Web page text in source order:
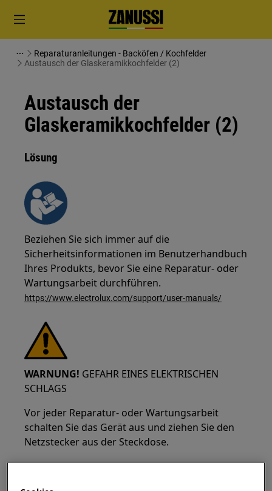
Reparaturanleitungen - Backöfen / Kochfelder
Austausch der Glaskeramikkochfelder (2)
Austausch der
Glaskeramikkochfelder (2)
Lösung
Beziehen Sie sich immer auf die
Sicherheitsinformationen im Benutzerhandbuch
Ihres Produkts, bevor Sie eine Reparatur- oder
Wartungsarbeit durchführen.
https://www.electrolux.com/support/user-manuals/
WARNUNG! GEFAHR EINES ELEKTRISCHEN
SCHLAGS
Vor jeder Reparatur- oder Wartungsarbeit
schalten Sie das Gerät aus und ziehen Sie den
Netzstecker aus der Steckdose.